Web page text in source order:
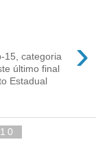
›
15, categoria
último final
Estadual